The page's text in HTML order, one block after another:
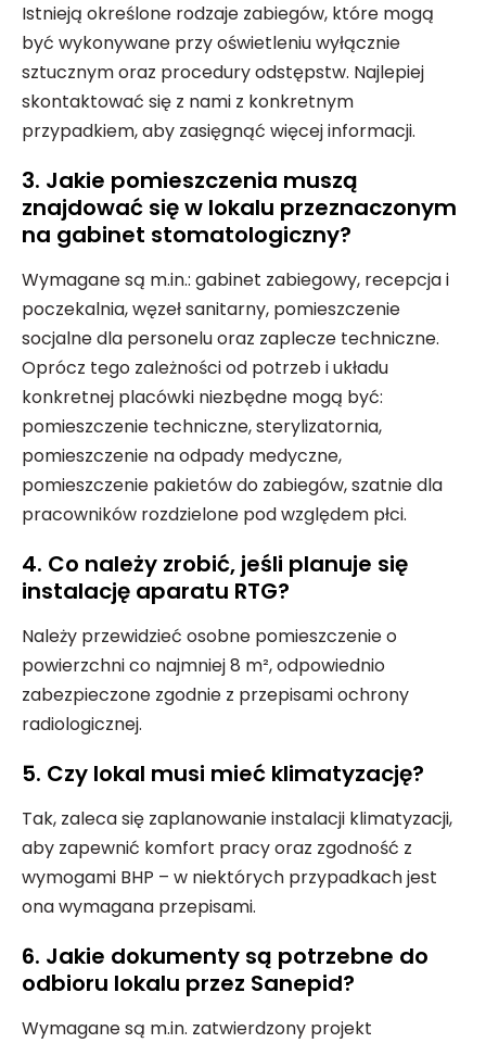
Istnieją określone rodzaje zabiegów, które mogą
być wykonywane przy oświetleniu wyłącznie
sztucznym oraz procedury odstępstw. Najlepiej
skontaktować się z nami z konkretnym
przypadkiem, aby zasięgnąć więcej informacji.
3. Jakie pomieszczenia muszą
znajdować się w lokalu przeznaczonym
na gabinet stomatologiczny?
Wymagane są m.in.: gabinet zabiegowy, recepcja i
poczekalnia, węzeł sanitarny, pomieszczenie
socjalne dla personelu oraz zaplecze techniczne.
Oprócz tego zależności od potrzeb i układu
konkretnej placówki niezbędne mogą być:
pomieszczenie techniczne, sterylizatornia,
pomieszczenie na odpady medyczne,
pomieszczenie pakietów do zabiegów, szatnie dla
pracowników rozdzielone pod względem płci.
4. Co należy zrobić, jeśli planuje się
instalację aparatu RTG?
Należy przewidzieć osobne pomieszczenie o
powierzchni co najmniej 8 m², odpowiednio
zabezpieczone zgodnie z przepisami ochrony
radiologicznej.
5. Czy lokal musi mieć klimatyzację?
Tak, zaleca się zaplanowanie instalacji klimatyzacji,
aby zapewnić komfort pracy oraz zgodność z
wymogami BHP – w niektórych przypadkach jest
ona wymagana przepisami.
6. Jakie dokumenty są potrzebne do
odbioru lokalu przez Sanepid?
Wymagane są m.in. zatwierdzony projekt